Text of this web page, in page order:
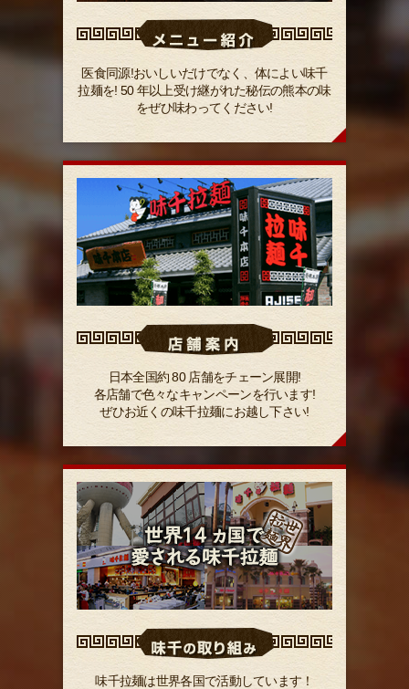
医食同源!おいしいだけでなく、体によい味千
拉麺を! 50 年以上受け継がれた秘伝の熊本の味
をぜひ味わってください!
日本全国約 80 店舗をチェーン展開!
各店舗で色々なキャンペーンを行います!
ぜひお近くの味千拉麺にお越し下さい!
味千拉麺は世界各国で活動しています！